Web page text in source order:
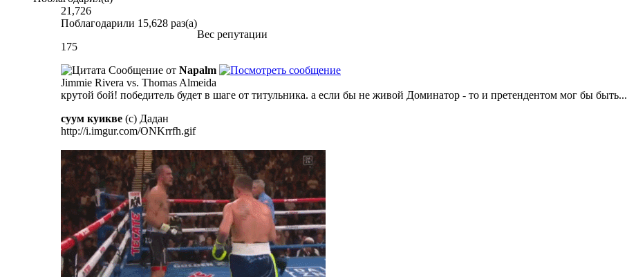
21,726
Поблагодарили 15,628 раз(а)
Вес репутации
175
Сообщение от Napalm
Jimmie Rivera vs. Thomas Almeida
крутой бой! победитель будет в шаге от титульника. а если бы не живой Доминатор - то и претендентом мог бы быть...
суум куикве (с) Дадан
http://i.imgur.com/ONKrrfh.gif